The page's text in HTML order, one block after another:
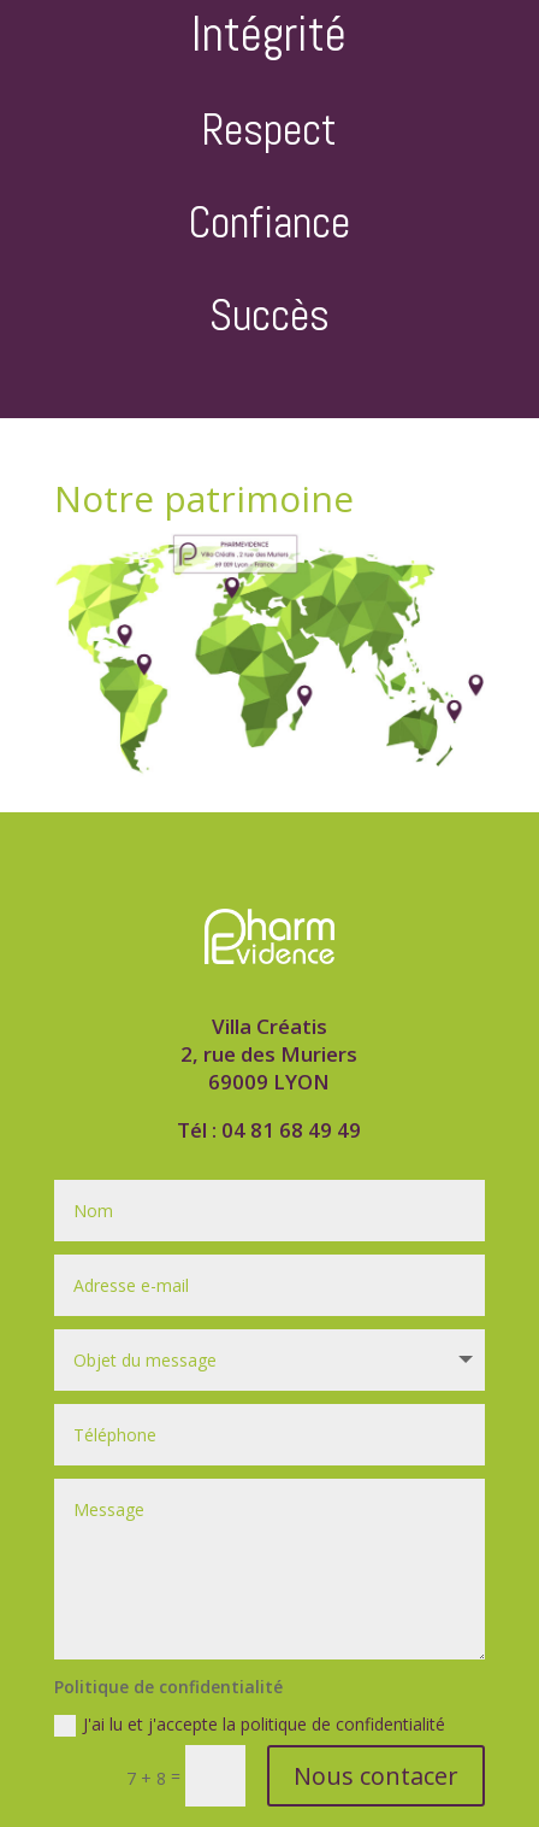
Intégrité
Respect
Confiance
Succès
Notre patrimoine
Villa Créatis
2, rue des Muriers
69009 LYON
Tél : 04 81 68 49 49
Politique de confidentialité
J'ai lu et j'accepte la politique de confidentialité
7 + 8 = Nous contacer